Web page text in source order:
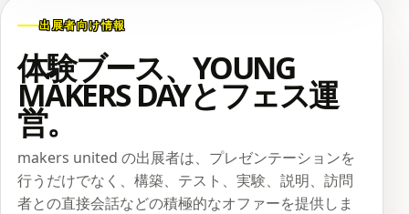
出展者向け情報
体験ブース、YOUNG
MAKERS DAYとフェス運
営。
makers united の出展者は、プレゼンテーションを
行うだけでなく、構築、テスト、実験、説明、訪問
者との直接会話などの積極的なオファーを提供しま